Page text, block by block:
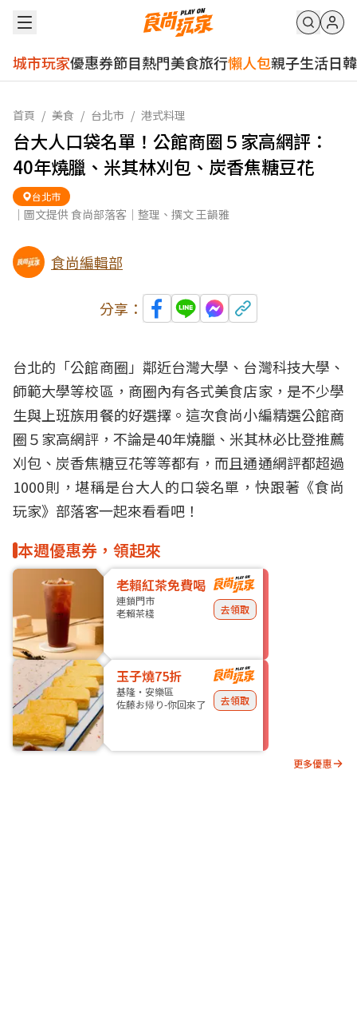
城市玩家優惠券節目熱門美食旅行懶人包親子生活日韓
首頁 / 美食 / 台北市 / 港式料理
台大人口袋名單！公館商圈５家高網評：
40年燒臘、米其林刈包、炭香焦糖豆花
台北市
｜圖文提供 食尚部落客｜整理、撰文 王韻雅
食尚編輯部
分享：
台北的「公館商圈」鄰近台灣大學、台灣科技大學、
師範大學等校區，商圈內有各式美食店家，是不少學
生與上班族用餐的好選擇。這次食尚小編精選公館商
圈５家高網評，不論是40年燒臘、 米其林必比登推薦
刈包、炭香焦糖豆花等等都有，而且通通網評都超過
1000則，堪稱是台大人的口袋名單，快跟著《食尚
玩家》部落客一起來看看吧！
本週優惠券，領起來
老賴紅茶免費喝
連鎖門市
老賴茶棧
去領取
玉子燒75折
基隆・安樂區
佐藤お帰り-你回來了
去領取
更多優惠